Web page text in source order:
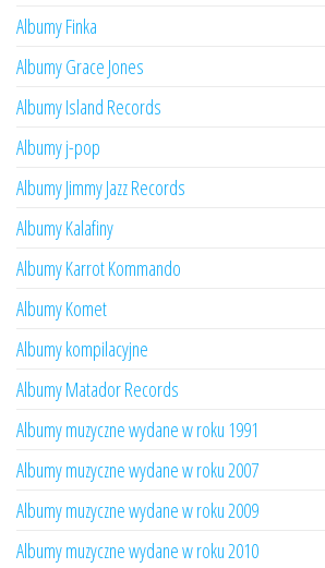
Albumy Finka
Albumy Grace Jones
Albumy Island Records
Albumy j-pop
Albumy Jimmy Jazz Records
Albumy Kalafiny
Albumy Karrot Kommando
Albumy Komet
Albumy kompilacyjne
Albumy Matador Records
Albumy muzyczne wydane w roku 1991
Albumy muzyczne wydane w roku 2007
Albumy muzyczne wydane w roku 2009
Albumy muzyczne wydane w roku 2010